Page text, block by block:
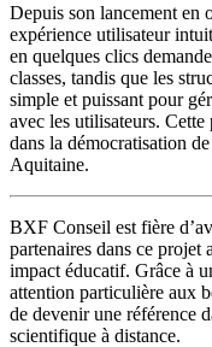
Depuis son lancement en
expérience utilisateur
en quelques clics
classes, tandis que les
simple et puissant pour
avec les utilisateurs.
dans la démocratisation
Aquitaine.
BXF Conseil est fière
partenaires dans ce
impact éducatif. Grâce à
attention particulière aux
de devenir une référence
scientifique à distance.